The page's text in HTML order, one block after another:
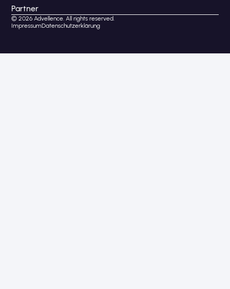
Partner
© 2026 Advellence. All rights reserved.
ImpressumDatenschutzerklärung